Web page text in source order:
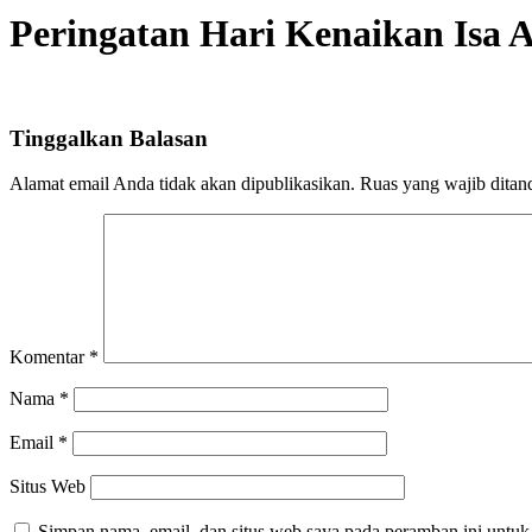
Peringatan Hari Kenaikan Isa
Tinggalkan Balasan
Alamat email Anda tidak akan dipublikasikan. Ruas yang wajib
Komentar *
Nama *
Email *
Situs Web